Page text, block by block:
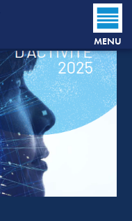
MENU